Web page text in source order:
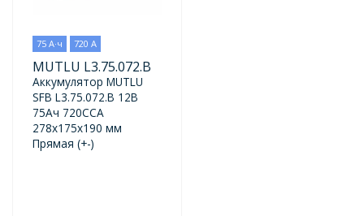
75 А·ч 720 А
MUTLU L3.75.072.B
Аккумулятор MUTLU
SFB L3.75.072.B 12В
75Ач 720CCA
278x175x190 мм
Прямая (+-)